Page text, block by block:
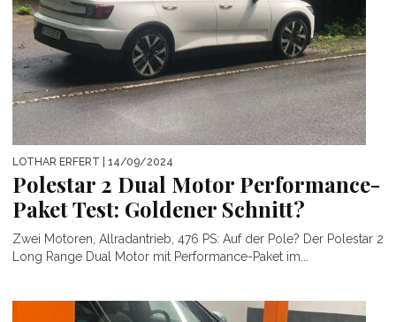
LOTHAR ERFERT | 14/09/2024
Polestar 2 Dual Motor Performance-
Paket Test: Goldener Schnitt?
Zwei Motoren, Allradantrieb, 476 PS: Auf der Pole? Der Polestar 2
Long Range Dual Motor mit Performance-Paket im...